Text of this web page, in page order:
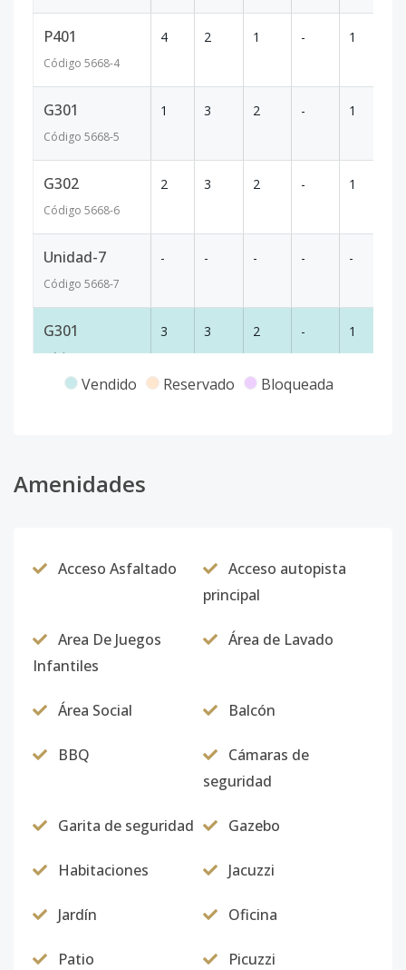
P401
Código 5668-4
4 2 1 - 1
G301
Código 5668-5
1 3 2 - 1
G302
Código 5668-6
2 3 2 - 1
Unidad-7
Código 5668-7
- - - - -
G301
Código5668-8
3 3 2 - 1
Apartamento
Edificio J
102
Código
- 3 2 -
Vendido Reservado Bloqueada
Amenidades
Acceso Asfaltado
Acceso autopista
principal
Area De Juegos
Infantiles
Área de Lavado
Área Social Balcón
BBQ
Cámaras de
seguridad
Garita de seguridad Gazebo
Habitaciones Jacuzzi
Jardín Oficina
Patio Picuzzi